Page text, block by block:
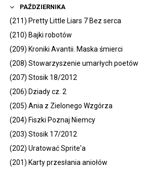
PAŹDZIERNIKA
(211) Pretty Little Liars 7 Bez serca
(210) Bajki robotów
(209) Kroniki Avantii. Maska śmierci
(208) Stowarzyszenie umarłych poetów
(207) Stosik 18/2012
(206) Dziady cz. 2
(205) Ania z Zielonego Wzgórza
(204) Fiszki Poznaj Niemcy
(203) Stosik 17/2012
(202) Uratować Sprite'a
(201) Karty przesłania aniołów